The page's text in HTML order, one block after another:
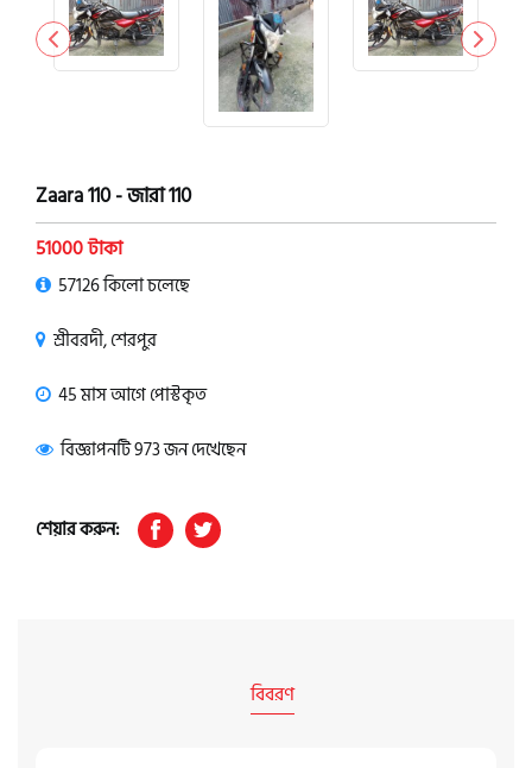
Zaara 110 - জারা 110
51000 টাকা
57126 কিলো চলেছে
শ্রীবরদী, শেরপুর
45 মাস আগে পোস্টকৃত
বিজ্ঞাপনটি 973 জন দেখেছেন
শেয়ার করুন:
বিবরণ